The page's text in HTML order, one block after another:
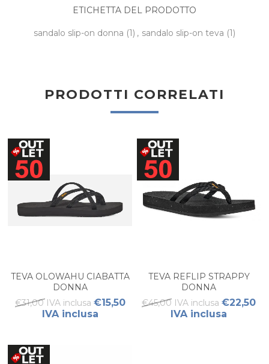
ETICHETTA DEL PRODOTTO
sandalo slip-on donna (1) , sandalo slip-on teva (1)
PRODOTTI CORRELATI
TEVA OLOWAHU CIABATTA
DONNA
€31,00 IVA inclusa €15,50
IVA inclusa
TEVA REFLIP STRAPPY
DONNA
€45,00 IVA inclusa €22,50
IVA inclusa